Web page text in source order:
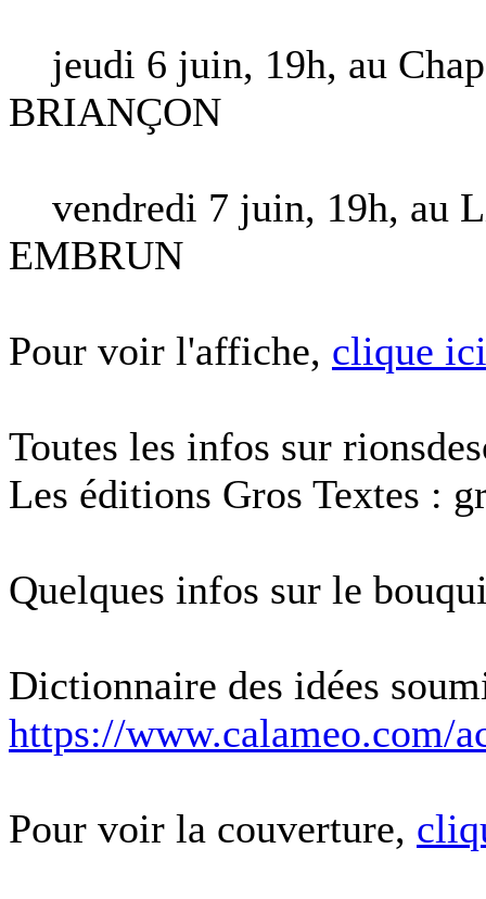
jeudi 6 juin, 19h, au
BRIANÇON
vendredi 7 juin, 19h, au
EMBRUN
Pour voir l'affiche, clique ici
Toutes les infos sur
Les éditions Gros Textes :
Quelques infos sur le
Dictionnaire des idées
https://www.calameo.com/
Pour voir la couverture,